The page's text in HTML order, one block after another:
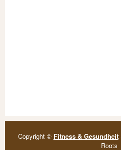
Copyright © Fitness & Gesundheit
Roots